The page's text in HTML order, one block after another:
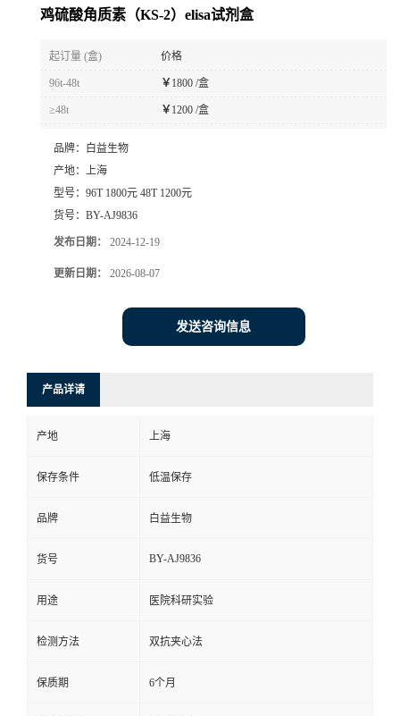
鸡硫酸角质素（KS-2）elisa试剂盒
起订量 (盒) 价格
96t-48t ￥ 1800 /盒
≥48t ￥ 1200 /盒
品牌：
白益生物
产地： 上海
型号： 96T 1800元 48T 1200元
货号： BY-AJ9836
发布日期： 2024-12-19
更新日期： 2026-08-07
发送咨询信息
产品详请
产地 上海
保存条件 低温保存
品牌 白益生物
货号 BY-AJ9836
用途 医院科研实验
检测方法 双抗夹心法
保质期 6个月